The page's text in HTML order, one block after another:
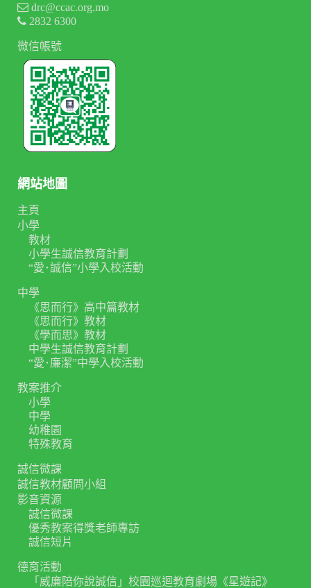
drc@ccac.org.mo
2832 6300
微信帳號
網站地圖
主頁
小學
教材
小學生誠信教育計劃
“愛･誠信”小學入校活動
中學
《思而行》高中篇教材
《思而行》教材
《學而思》教材
中學生誠信教育計劃
“愛･廉潔”中學入校活動
教案推介
小學
中學
幼稚園
特殊教育
誠信微課
誠信教材顧問小組
影音資源
誠信微課
優秀教案得獎老師專訪
誠信短片
德育活動
「威廉陪你說誠信」校園巡迴教育劇場《星遊記》